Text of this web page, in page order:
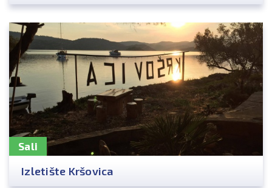
Sali
Izletište Kršovica